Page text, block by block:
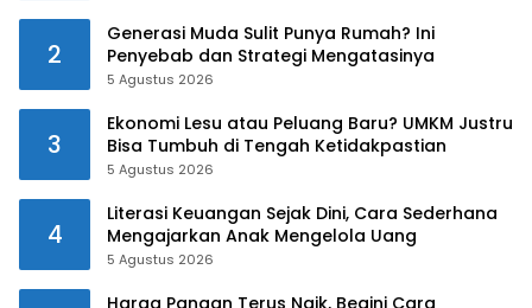
2
Generasi Muda Sulit Punya Rumah? Ini
Penyebab dan Strategi Mengatasinya
5 Agustus 2026
3
Ekonomi Lesu atau Peluang Baru? UMKM Justru
Bisa Tumbuh di Tengah Ketidakpastian
5 Agustus 2026
4
Literasi Keuangan Sejak Dini, Cara Sederhana
Mengajarkan Anak Mengelola Uang
5 Agustus 2026
Harga Pangan Terus Naik, Begini Cara